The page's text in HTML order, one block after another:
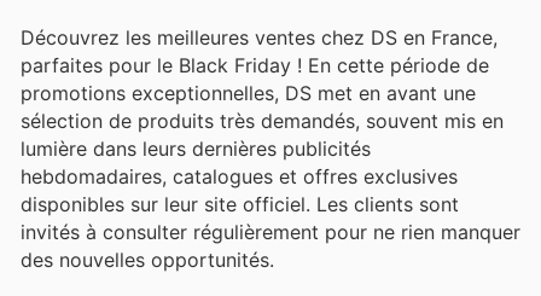
Découvrez les meilleures ventes chez DS en France,
parfaites pour le Black Friday ! En cette période de
promotions exceptionnelles, DS met en avant une
sélection de produits très demandés, souvent mis en
lumière dans leurs dernières publicités
hebdomadaires, catalogues et offres exclusives
disponibles sur leur site officiel. Les clients sont
invités à consulter régulièrement pour ne rien manquer
des nouvelles opportunités.